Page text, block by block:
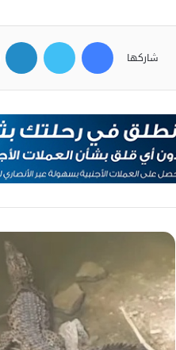
شاركها
فيسبوك تويتر